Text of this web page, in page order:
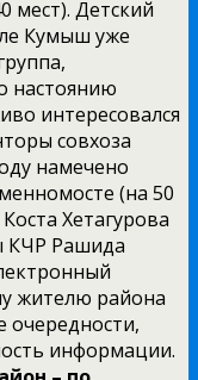
мест). Детский
Кумыш уже
настоянию
интересовался
совхоза
намечено
(на 50
Хетагурова
КЧР Рашида
жителю района
очередности,
информации.